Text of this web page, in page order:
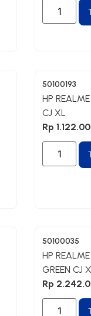
50100193
HP
CJ XL
Rp
50100035
HP
GREEN CJ
Rp